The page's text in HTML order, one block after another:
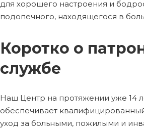
для хорошего настроения и
подопечного, находящегося в
Коротко о
службе
Наш Центр на протяжении уже 14
обеспечивает
уход за больными, пожилыми и